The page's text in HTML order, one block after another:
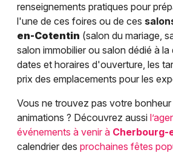
renseignements pratiques pour
l'une de ces foires ou de ces
en-Cotentin (salon du mariage,
salon immobilier ou salon dédié à
dates et horaires d'ouverture, les
prix des emplacements pour les
Vous ne trouvez pas votre bonheur
animations ? Découvrez aussi
événements à venir à Cherbourg-
calendrier des prochaines fêtes